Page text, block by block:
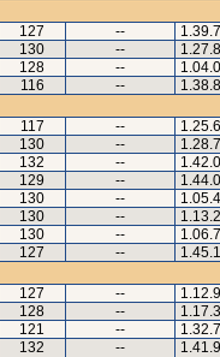
127 --
130 --
128 --
116 --
117 --
130 --
132 --
129 --
130 --
130 --
130 --
127 --
127 --
128 --
121 --
132 --